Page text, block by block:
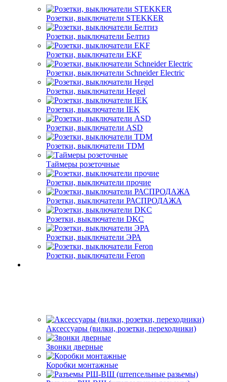
Розетки, выключатели STEKKER
Розетки, выключатели Белтиз
Розетки, выключатели EKF
Розетки, выключатели Schneider Electric
Розетки, выключатели Hegel
Розетки, выключатели IEK
Розетки, выключатели ASD
Розетки, выключатели TDM
Таймеры розеточные
Розетки, выключатели прочие
Розетки, выключатели РАСПРОДАЖА
Розетки, выключатели DKC
Розетки, выключатели ЭРА
Розетки, выключатели Feron
Аксессуары (вилки, розетки, переходники)
Звонки дверные
Коробки монтажные